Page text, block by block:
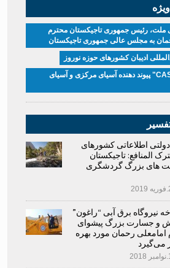
ملت، رئیس جمهوری تاجیکستان محترم
به مجلس عالی جمهوری تاجیکستان
ادیبان کشور‌های حوزه نوروز
" CASA-1000" پیوند دهنده آسیای مرکزی و آسیای
اطلاعاتی کشورهای
المنافع: تاجیکستان
های بزرگ گردشگری
نیروگاه برق آبی “راغون”
و جسارت بزرگ پیشوای
رحمان مورد بهره
می‌گیرد